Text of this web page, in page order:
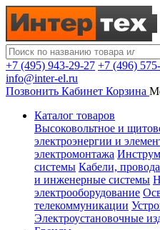
+7 (495) 943-29-27 +7 (496)
info@inter-el.ru
Позвонить Кабинет Корзина
Каталог товаров
Высоковольтное и
электроэнергии и
электромонтажа
системы Кабели,
и инженерные системы
электрооборудование
телекоммуникации
Электроустановочные